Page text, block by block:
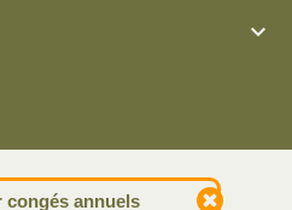

et Déco | 2026
congés annuels